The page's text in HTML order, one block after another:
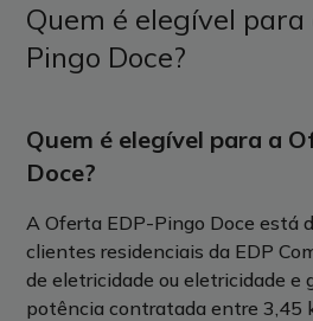
Quem é elegível
Pingo Doce?
Quem é elegível para a
Doce?
A Oferta EDP-Pingo Doce está
clientes residenciais da EDP
de eletricidade ou eletricidade e
potência contratada entre 3,45